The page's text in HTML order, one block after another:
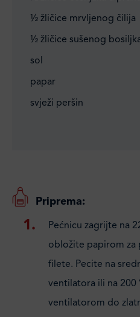
½ žličice mrvljenog čilija
½ žličice sušenog
sol
papar
svježi peršin
Priprema:
Pećnicu zagrijte na
obložite papirom za
filete. Pecite na
ventilatora ili na 200
ventilatorom do